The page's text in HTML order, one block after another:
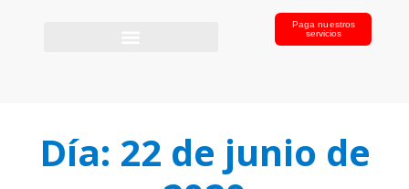
Paga nuestros
servicios
Día: 22 de junio de